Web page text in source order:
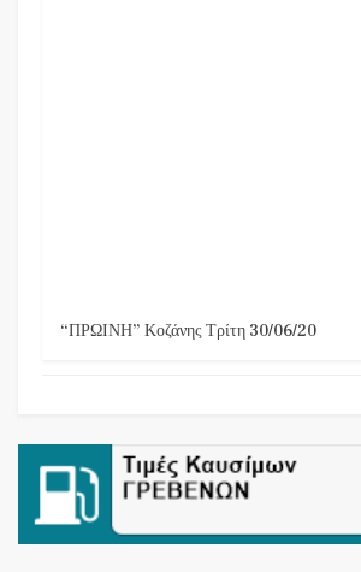
“ΠΡΩΙΝΗ” Κοζάνης Τρίτη 30/06/20